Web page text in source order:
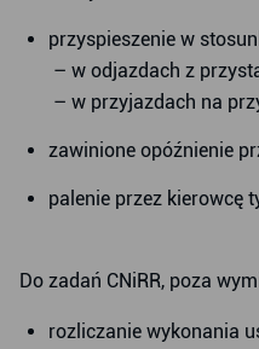
przyspieszenie w
– w odjazdach z
– w przyjazdach na
zawinione opóźnienie
palenie przez kierowcę
Do zadań CNiRR, poza
rozliczanie wykonania